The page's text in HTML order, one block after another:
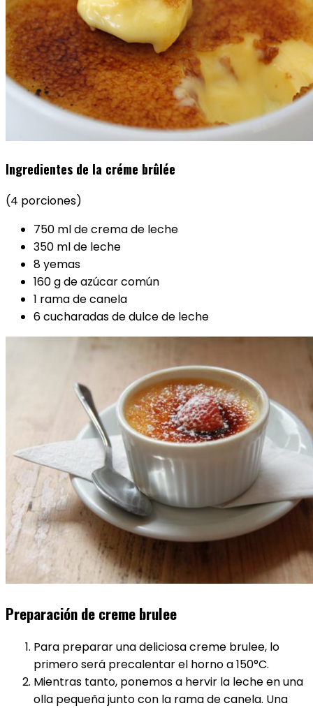
Ingredientes de la créme brûlée
(4 porciones)
750 ml de crema de leche
350 ml de leche
8 yemas
160 g de azúcar común
1 rama de canela
6 cucharadas de dulce de leche
Preparación de creme brulee
Para preparar una deliciosa creme brulee, lo
primero será precalentar el horno a 150°C.
Mientras tanto, ponemos a hervir la leche en una
olla pequeña junto con la rama de canela. Una